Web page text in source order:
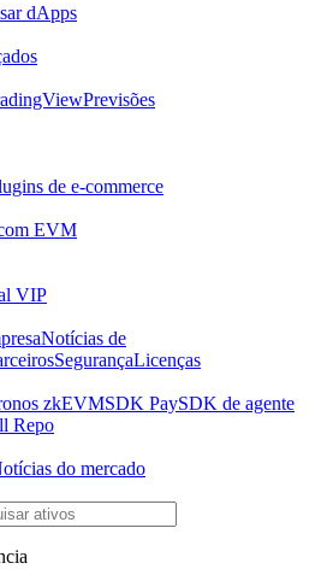
dApps
Previsões
de e-commerce
EVM
VIP
Notícias de
SegurançaLicenças
zkEVMSDK PaySDK de agente
Repo
do mercado